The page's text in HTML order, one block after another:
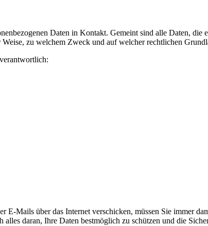
Daten in Kontakt. Gemeint sind alle Daten, die
zu welchem Zweck und auf welcher rechtlichen
E-Mails über das Internet verschicken, müssen Sie immer
daran, Ihre Daten bestmöglich zu schützen und die